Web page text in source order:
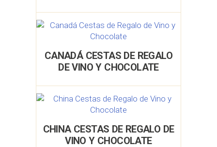
CANADÁ CESTAS DE REGALO
DE VINO Y CHOCOLATE
CHINA CESTAS DE REGALO DE
VINO Y CHOCOLATE